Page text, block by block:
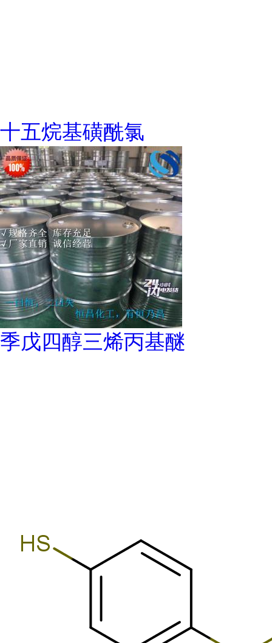
十五烷基磺酰氯
季戊四醇三烯丙基醚